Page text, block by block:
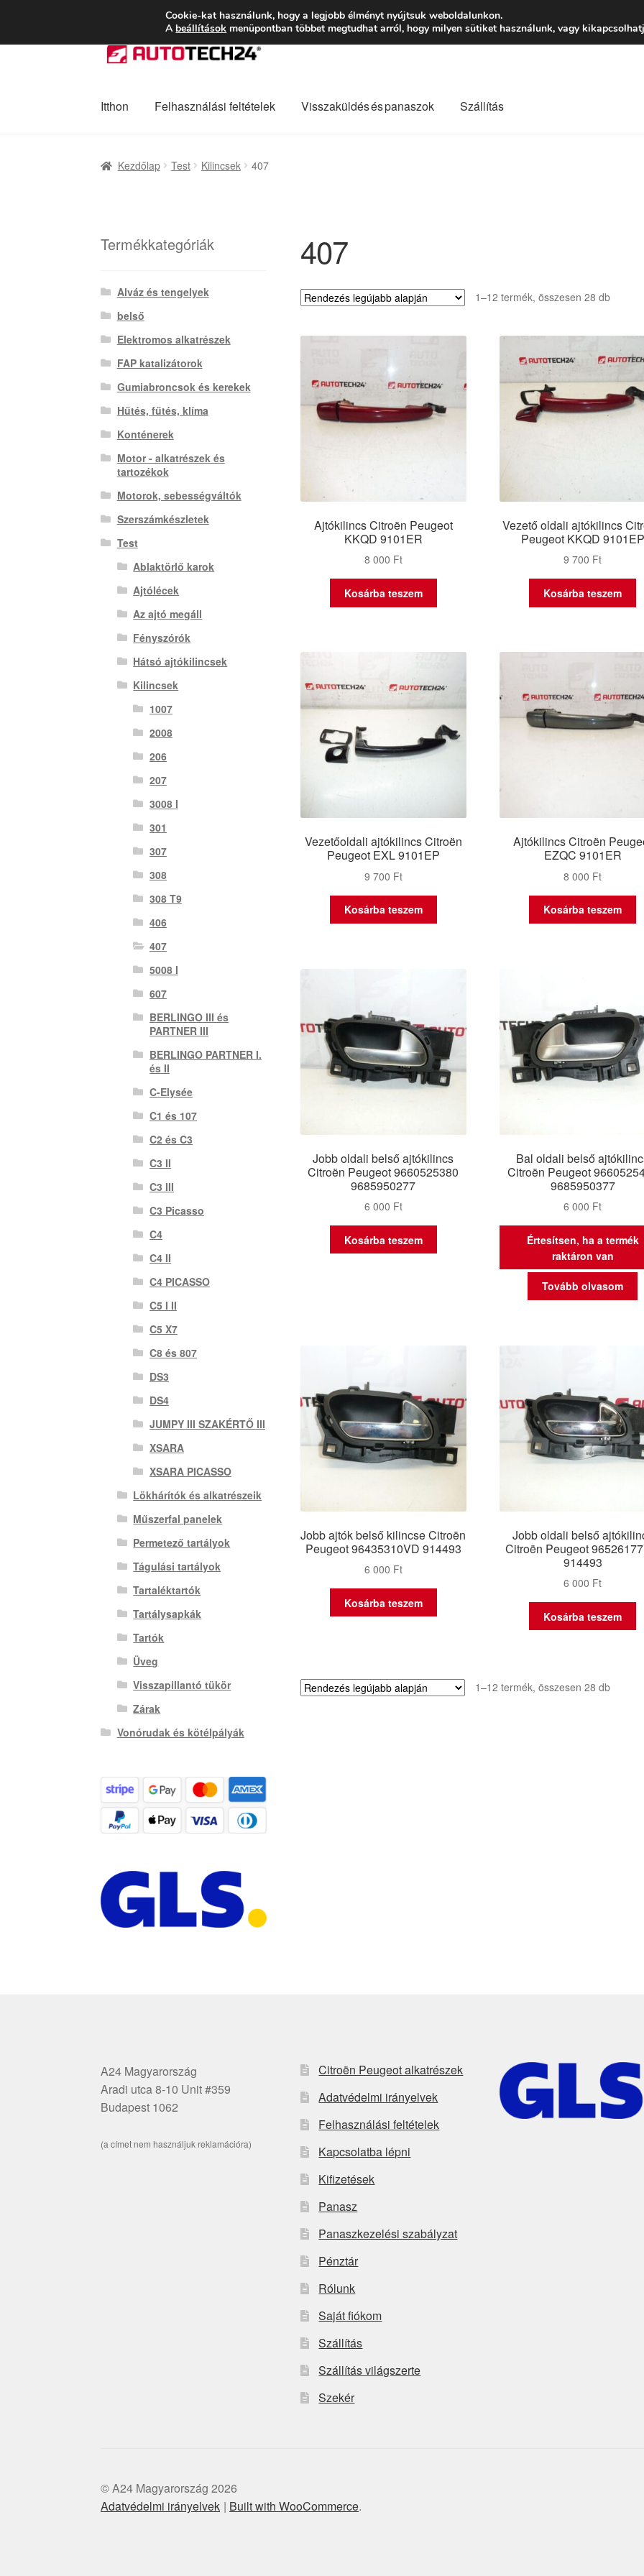
SZÁLLÍTÁS 2618 Ft-tól Hétfő-
Ugrás
a
Kilépés
a
Itthon Felhasználási feltételek Visszaküldés és panaszok Szállítás
Kezdőlap Test Kilincsek 407
407
1–12 termék, összesen 28 dbSorted
Ajtókilincs Citroën Peugeot
KKQD 9101ER
8 000 Ft
Kosárba teszem
Vezető oldali ajtókilincs
Peugeot KKQD 9101EP
9 700 Ft
Kosárba teszem
Vezetőoldali ajtókilincs Citroën
Peugeot EXL 9101EP
9 700 Ft
Kosárba teszem
Ajtókilincs Citroën
EZQC 9101ER
8 000 Ft
Kosárba teszem
Jobb oldali belső ajtókilincs
Citroën Peugeot 9660525380
9685950277
6 000 Ft
Kosárba teszem
Bal oldali belső
Citroën Peugeot
9685950377
6 000 Ft
Értesítsen, ha a termék
raktáron van
Tovább olvasom
Jobb ajtók belső kilincse Citroën
Peugeot 96435310VD 914493
6 000 Ft
Kosárba teszem
Jobb oldali belső
Citroën Peugeot
914493
6 000 Ft
Kosárba teszem
1–12 termék, összesen 28 dbSorted
Termékkategóriák
Alváz és tengelyek
belső
Elektromos alkatrészek
FAP katalizátorok
Gumiabroncsok és kerekek
Hűtés, fűtés, klíma
Konténerek
Motor - alkatrészek és
tartozékok
Motorok, sebességváltók
Szerszámkészletek
Test
Ablaktörlő karok
Ajtólécek
Az ajtó megáll
Fényszórók
Hátsó ajtókilincsek
Kilincsek
1007
2008
206
207
3008 I
301
307
308
308 T9
406
407
5008 I
607
BERLINGO III és
PARTNER III
BERLINGO PARTNER I.
és II
C-Elysée
C1 és 107
C2 és C3
C3 II
C3 III
C3 Picasso
C4
C4 II
C4 PICASSO
C5 I II
C5 X7
C8 és 807
DS3
DS4
JUMPY III SZAKÉRTŐ III
XSARA
XSARA PICASSO
Lökhárítók és alkatrészeik
Műszerfal panelek
Permetező tartályok
Tágulási tartályok
Tartaléktartók
Tartálysapkák
Tartók
Üveg
Visszapillantó tükör
Zárak
Vonórudak és kötélpályák
A24 Magyarország
Aradi utca 8-10 Unit #359
Budapest 1062
(a címet nem használjuk reklamációra)
Citroën Peugeot alkatrészek
Adatvédelmi irányelvek
Felhasználási feltételek
Kapcsolatba lépni
Kifizetések
Panasz
Panaszkezelési szabályzat
Pénztár
Rólunk
Saját fiókom
Szállítás
Szállítás világszerte
Szekér
© A24 Magyarország 2026
Adatvédelmi irányelvek
Built with WooCommerce.
Cookie-kat használunk, hogy a legjobb élményt nyújtsuk weboldalunkon.
A beállítások menüpontban többet megtudhat arról, hogy milyen sütiket használunk, vagy